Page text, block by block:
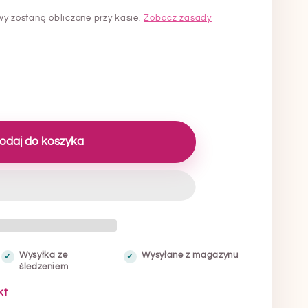
zostaną obliczone przy kasie.Zobacz zasady
do koszyka
Wysyłka ze
śledzeniem
Wysyłane z magazynu